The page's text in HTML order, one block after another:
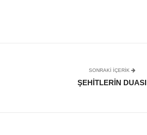
SONRAKI IÇERIK
ŞEHITLERIN DUASI